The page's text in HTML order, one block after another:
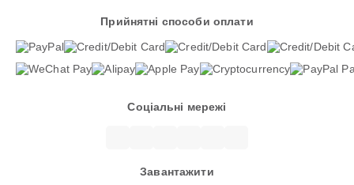
Прийнятні способи оплати
Соціальні мережі
Завантажити